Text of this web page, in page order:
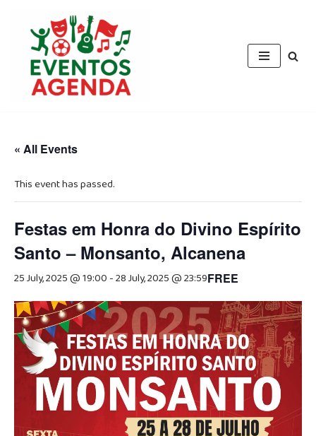
content
« All Events
This event has passed.
Festas em Honra do Divino Espírito
Santo – Monsanto, Alcanena
25 July, 2025 @ 19:00-28 July, 2025 @ 23:59FREE